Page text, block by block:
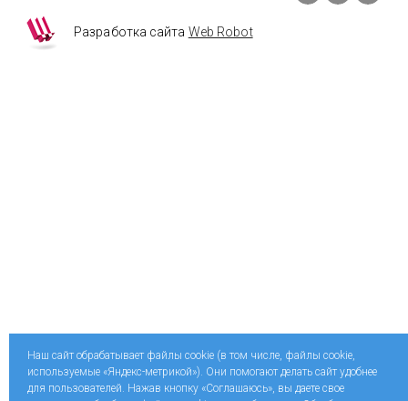
Разработка сайта Web Robot
Наш сайт обрабатывает файлы cookie (в том числе, файлы cookie,
используемые «Яндекс-метрикой»). Они помогают делать сайт удобнее
для пользователей. Нажав кнопку «Соглашаюсь», вы даете свое